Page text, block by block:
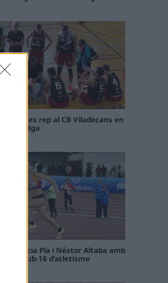
baixes rep al CB Viladecans en
de la lliga
Patrícia Pla i Néstor Altaba amb
sub-16 d’atletisme